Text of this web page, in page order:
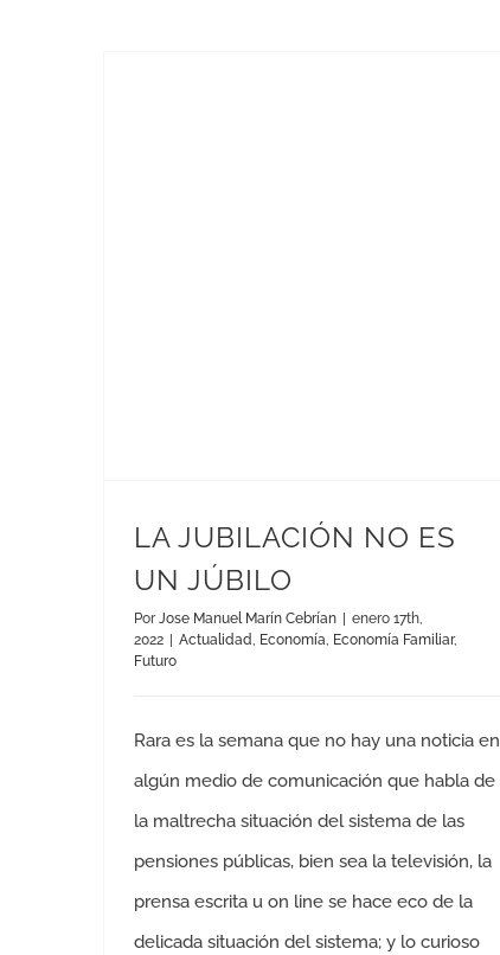
LA JUBILACIÓN NO ES
UN JÚBILO
PorJose Manuel Marín Cebrían
enero 17th,
2022
Actualidad, Economía, Economía Familiar,
Futuro
Rara es la semana que no hay una noticia en
algún medio de comunicación que habla de
la maltrecha situación del sistema de las
pensiones públicas, bien sea la televisión, la
prensa escrita u on line se hace eco de la
delicada situación del sistema; y lo curioso